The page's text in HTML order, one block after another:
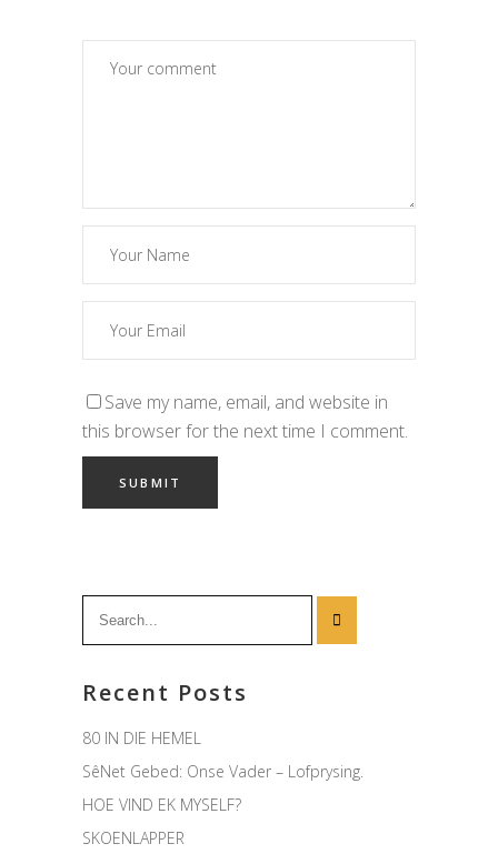
Save my name, email, and website in
this browser for the next time I comment.
Recent Posts
80 IN DIE HEMEL
SêNet Gebed: Onse Vader – Lofprysing.
HOE VIND EK MYSELF?
SKOENLAPPER